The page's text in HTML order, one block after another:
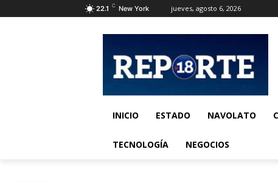
22.1 C New York jueves, agosto 6, 2026
INICIO ESTADO NAVOLATO
TECNOLOGÍA NEGOCIOS